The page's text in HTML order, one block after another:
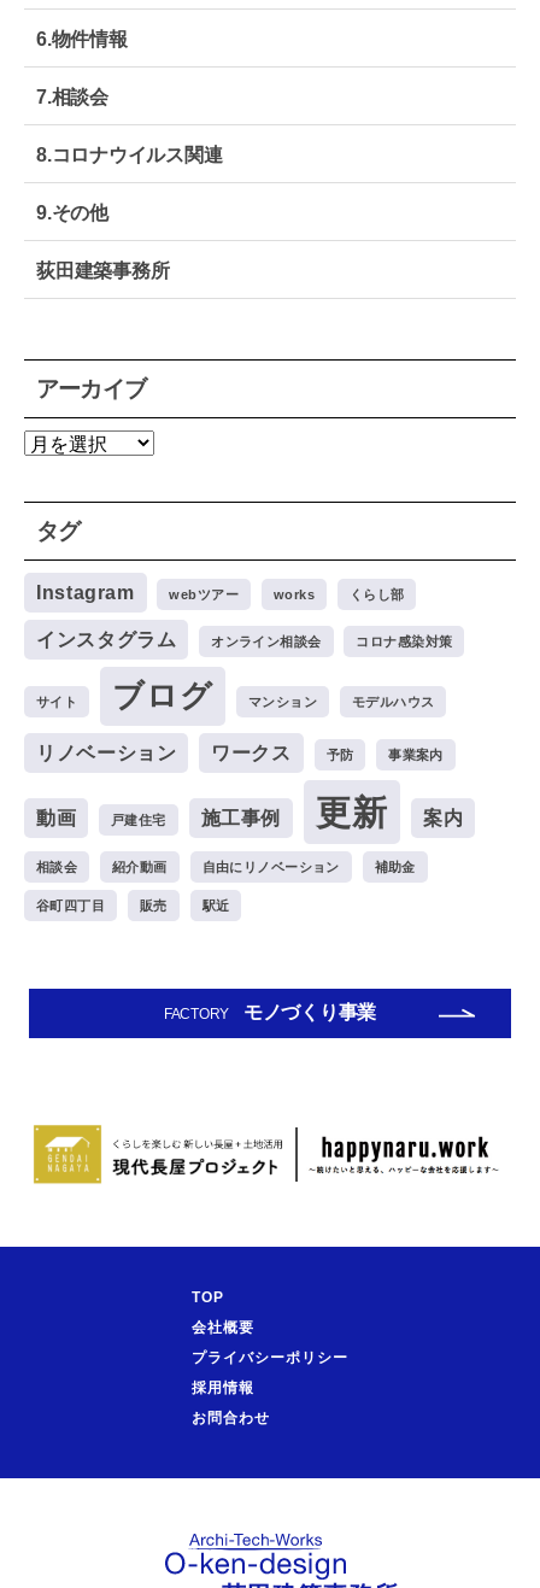
6.物件情報
7.相談会
8.コロナウイルス関連
9.その他
荻田建築事務所
アーカイブ
ア
カ
イ
ブ
タグ
Instagram webツアー works くらし部
インスタグラム オンライン相談会 コロナ感染対策
サイト ブログ マンション モデルハウス
リノベーション ワークス 予防 事業案内
動画 戸建住宅 施工事例 更新 案内
相談会 紹介動画 自由にリノベーション 補助金
谷町四丁目 販売 駅近
FACTORY モノづくり事業
TOP
会社概要
プライバシーポリシー
採用情報
お問合わせ